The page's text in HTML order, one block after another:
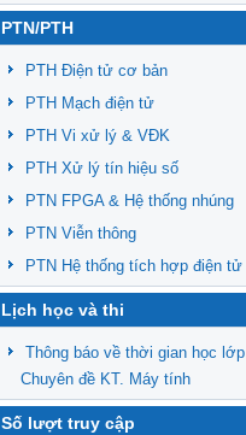
PTN/PTH
PTH Điện tử cơ bản
PTH Mạch điện tử
PTH Vi xử lý & VĐK
PTH Xử lý tín hiệu số
PTN FPGA & Hệ thống nhúng
PTN Viễn thông
PTN Hệ thống tích hợp điện tử
Lịch học và thi
Thông báo về thời gian học lớp
Chuyên đề KT. Máy tính
Số lượt truy cập